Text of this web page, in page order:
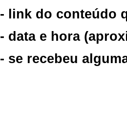
- link do conteúdo
- data e hora
- se recebeu